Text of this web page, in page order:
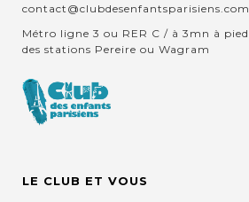
contact@clubdesenfantsparisiens.com
Métro ligne 3 ou RER C / à 3mn à pied
des stations Pereire ou Wagram
LE CLUB ET VOUS